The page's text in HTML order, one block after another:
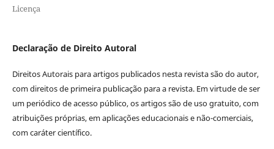
Licença
Declaração de Direito Autoral
Direitos Autorais para artigos publicados nesta revista são do autor,
com direitos de primeira publicação para a revista. Em virtude de ser
um periódico de acesso público, os artigos são de uso gratuito, com
atribuições próprias, em aplicações educacionais e não-comerciais,
com caráter científico.